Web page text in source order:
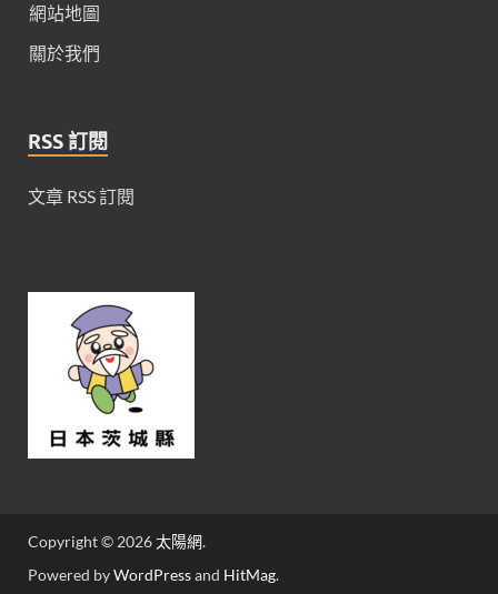
網站地圖
關於我們
RSS 訂閱
文章 RSS 訂閱
Copyright © 2026太陽網.
Powered byWordPressand HitMag.